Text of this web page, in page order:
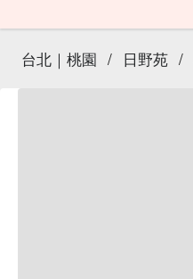
台北｜桃園 / 日野苑 /